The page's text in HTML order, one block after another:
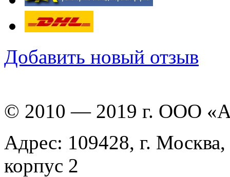
Добавить новый отзыв
© 2010 — 2019 г. ООО
Адрес: 109428, г.
корпус 2